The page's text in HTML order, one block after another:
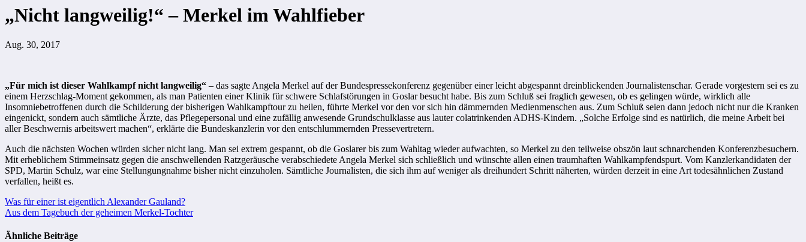
„Nicht langweilig!“ – Merkel im Wahlfieber
Aug. 30, 2017
„Für mich ist dieser Wahlkampf nicht langweilig“ – das sagte Angela Merkel auf der Bundespressekonferenz gegenüber einer leicht abgespannt dreinblickenden Journalistenschar. Gerade vorgestern sei es zu
einem Herzschlag-Moment gekommen, als man Patienten einer Klinik für schwere Schlafstörungen in Goslar besucht habe. Bis zum Schluß sei fraglich gewesen, ob es gelingen würde, wirklich alle
Insomniebetroffenen durch die Schilderung der bisherigen Wahlkampftour zu heilen, führte Merkel vor den vor sich hin dämmernden Medienmenschen aus. Zum Schluß seien dann jedoch nicht nur die Kranken
eingenickt, sondern auch sämtliche Ärzte, das Pflegepersonal und eine zufällig anwesende Grundschulklasse aus lauter colatrinkenden ADHS-Kindern. „Solche Erfolge sind es natürlich, die meine Arbeit bei
aller Beschwernis arbeitswert machen“, erklärte die Bundeskanzlerin vor den entschlummernden Pressevertretern.
Auch die nächsten Wochen würden sicher nicht lang. Man sei extrem gespannt, ob die Goslarer bis zum Wahltag wieder aufwachten, so Merkel zu den teilweise obszön laut schnarchenden Konferenzbesuchern.
Mit erheblichem Stimmeinsatz gegen die anschwellenden Ratzgeräusche verabschiedete Angela Merkel sich schließlich und wünschte allen einen traumhaften Wahlkampfendspurt. Vom Kanzlerkandidaten der
SPD, Martin Schulz, war eine Stellungungnahme bisher nicht einzuholen. Sämtliche Journalisten, die sich ihm auf weniger als dreihundert Schritt näherten, würden derzeit in eine Art todesähnlichen Zustand
verfallen, heißt es.
Beitragsnavigation
Was für einer ist eigentlich Alexander Gauland?
Aus dem Tagebuch der geheimen Merkel-Tochter
Ähnliche Beiträge